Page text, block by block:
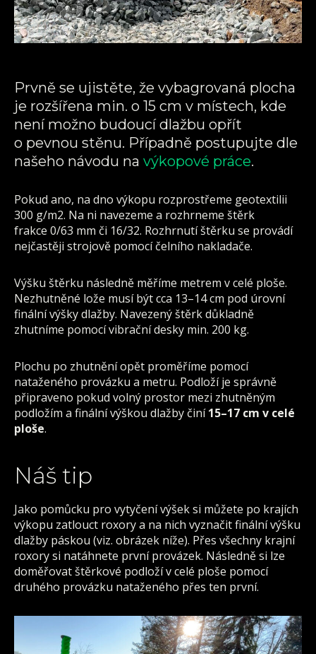
Prvně se ujistěte, že vybagrovaná plocha
je rozšířena min. o 15 cm v místech, kde
není možno budoucí dlažbu opřít
o pevnou stěnu. Případně postupujte dle
našeho návodu na výkopové práce.
Pokud ano, na dno výkopu rozprostřeme geotextilii
300 g/m2. Na ni navezeme a rozhrneme štěrk
frakce 0/63 mm či 16/32. Rozhrnutí štěrku se provádí
nejčastěji strojově pomocí čelního nakladače.
Výšku štěrku následně měříme metrem v celé ploše.
Nezhutněné lože musí být cca 13–14 cm pod úrovní
finální výšky dlažby. Navezený štěrk důkladně
zhutníme pomocí vibrační desky min. 200 kg.
Plochu po zhutnění opět proměříme pomocí
nataženého provázku a metru. Podloží je správně
připraveno pokud volný prostor mezi zhutněným
podložím a finální výškou dlažby činí15–17 cm v celé
ploše.
Náš tip
Jako pomůcku pro vytyčení výšek si můžete po krajích
výkopu zatlouct roxory a na nich vyznačit finální výšku
dlažby páskou (viz. obrázek níže). Přes všechny krajní
roxory si natáhnete první provázek. Následně si lze
doměřovat štěrkové podloží v celé ploše pomocí
druhého provázku nataženého přes ten první.